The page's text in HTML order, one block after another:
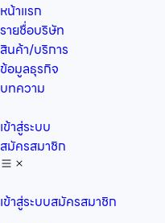
หน้าแรก
รายชื่อบริษัท
สินค้า/บริการ
ข้อมูลธุรกิจ
บทความ
เข้าสู่ระบบ
สมัครสมาชิก
เข้าสู่ระบบสมัครสมาชิก